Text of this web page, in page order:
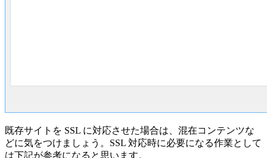
既存サイトを SSL に対応させた場合は、混在コンテンツな
どに気をつけましょう。SSL 対応時に必要になる作業として
は下記が参考になると思います。